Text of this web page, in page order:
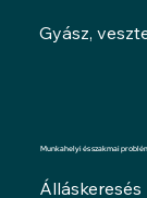
Gyász,
Munkahelyi és szakmai
Álláskeresés